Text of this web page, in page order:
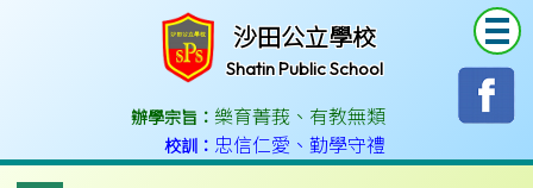
沙田公立學校
Shatin Public School
辦學宗旨： 樂育菁莪 、 有教無類
校訓： 忠信仁愛 、 勤學守禮